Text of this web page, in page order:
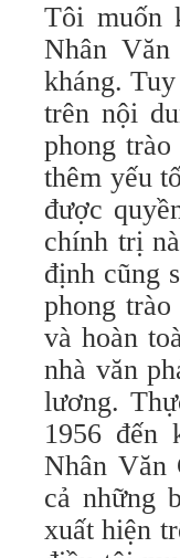
Tôi muốn
Nhân
kháng.
trên nội
phong
thêm yếu
được
chính trị
định cũng
phong
và hoàn
nhà văn
lương.
1956 đến
Nhân Văn
cả những
xuất hiện